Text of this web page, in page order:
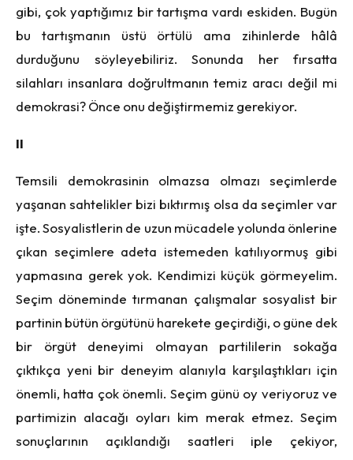
gibi, çok yaptığımız bir tartışma vardı eskiden. Bugün
bu tartışmanın üstü örtülü ama zihinlerde hâlâ
durduğunu söyleyebiliriz. Sonunda her fırsatta
silahları insanlara doğrultmanın temiz aracı değil mi
demokrasi? Önce onu değiştirmemiz gerekiyor.
II
Temsili demokrasinin olmazsa olmazı seçimlerde
yaşanan sahtelikler bizi bıktırmış olsa da seçimler var
işte. Sosyalistlerin de uzun mücadele yolunda önlerine
çıkan seçimlere adeta istemeden katılıyormuş gibi
yapmasına gerek yok. Kendimizi küçük görmeyelim.
Seçim döneminde tırmanan çalışmalar sosyalist bir
partinin bütün örgütünü harekete geçirdiği, o güne dek
bir örgüt deneyimi olmayan partililerin sokağa
çıktıkça yeni bir deneyim alanıyla karşılaştıkları için
önemli, hatta çok önemli. Seçim günü oy veriyoruz ve
partimizin alacağı oyları kim merak etmez. Seçim
sonuçlarının açıklandığı saatleri iple çekiyor,